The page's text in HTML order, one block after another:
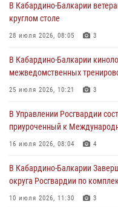
направлении
31 июля 2026, 09:22
генерала армии Виктора
представителя Президента
Кавказском федеральном
Управление Росгвардии по
информирует
В Кабардино-Балкарии
Росгвардии отработали
В Кабардино-Балкарии
круглом столе
28 июля 2026, 08:05 3
В Кабардино-Балкарии
межведомственных
25 июля 2026, 10:21 3
В Управлении Росгвардии
приуроченный к
16 июля 2026, 08:04 4
В Кабардино-Балкарии
округа Росгвардии по
10 июля 2026, 11:30 3